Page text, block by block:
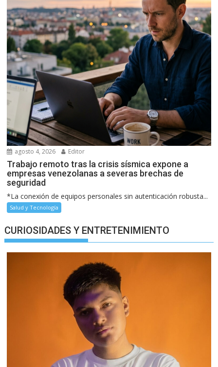
agosto 4, 2026 Editor
Trabajo remoto tras la crisis sísmica expone a
empresas venezolanas a severas brechas de
seguridad
*La conexión de equipos personales sin autenticación robusta...
Salud y Tecnología
CURIOSIDADES Y ENTRETENIMIENTO